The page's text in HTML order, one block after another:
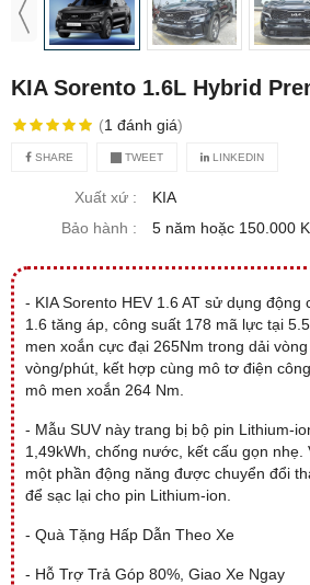
KIA Sorento 1.6L Hybrid
(1 đánh giá)
SHARE TWEET LINKEDIN
Xuất xứ :
KIA
Bảo hành :
5 năm hoặc 150.000
- KIA Sorento HEV 1.6 AT sử dụng động
1.6 tăng áp, công suất 178 mã lực tại
men xoắn cực đại 265Nm trong dải
vòng/phút, kết hợp cùng mô tơ điện
mô men xoắn 264 Nm.
- Mẫu SUV này trang bị bộ pin Lithium-
1,49kWh, chống nước, kết cấu gọn nhẹ.
một phần động năng được chuyển đổi
để sạc lại cho pin Lithium-ion.
- Quà Tặng Hấp Dẫn Theo Xe
- Hỗ Trợ Trả Góp 80%, Giao Xe Ngay